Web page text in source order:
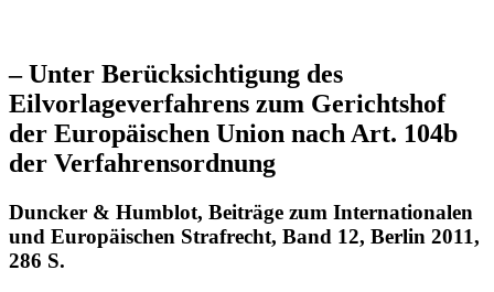
– Unter Berücksichtigung des
Eilvorlageverfahrens zum Gerichtshof
der Europäischen Union nach Art. 104b
der Verfahrensordnung
Duncker & Humblot, Beiträge zum Internationalen
und Europäischen Strafrecht, Band 12, Berlin 2011,
286 S.